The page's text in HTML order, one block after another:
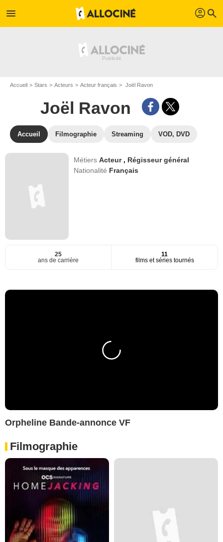
menu profil search
Accueil Stars Acteurs Acteur français Joël Ravon
Joël Ravon
Accueil Filmographie Streaming VOD, DVD
MétiersActeur , Régisseur général
Nationalité Français
25
ans de carrière
11
films et séries tournés
Orpheline Bande-annonce VF
Filmographie